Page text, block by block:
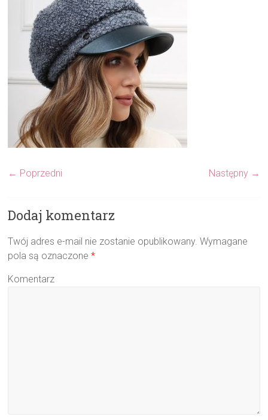
← Poprzedni Następny →
Dodaj komentarz
Twój adres e-mail nie zostanie opublikowany. Wymagane
pola są oznaczone*
Komentarz